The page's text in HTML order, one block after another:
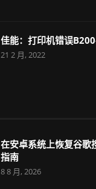
佳能：打印机错误
21 2 月, 2022
在安卓系统上恢复谷
指南
8 8 月, 2026